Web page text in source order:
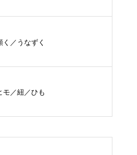
く／うなずく
モ／紐／ひも